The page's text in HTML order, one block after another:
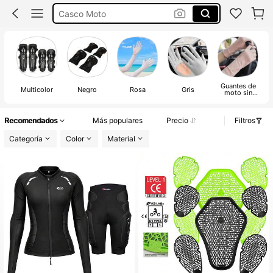
Guantes Moto Mujer
Casco De Moto
Multicolor Negro Rosa Gris Guantes de
moto sin
Recomendados Más populares Precio
Filtros
Categoría
Color Material